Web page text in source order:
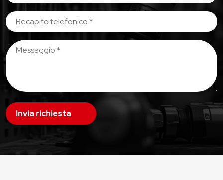
Invia richiesta